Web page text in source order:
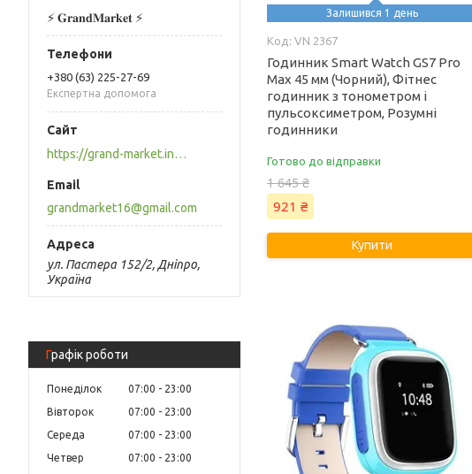
⚡️ 𝐆𝐫𝐚𝐧𝐝𝐌𝐚𝐫𝐤𝐞𝐭 ⚡️
+380 (63) 225-27-69
Експертна допомога
https://grand-market.in.ua
grandmarket16@gmail.com
ул. Пастера 152/2, Дніпро,
Україна
Графік роботи
Понеділок 07:00
23:00
Вівторок
07:00
23:00
Середа
07:00
23:00
Четвер
07:00
23:00
Залишився 1 день
VN 2367
Годинник Smart Watch GS7 Pro
Max 45 мм (Чорний), Фітнес
годинник з тонометром і
пульсоксиметром, Розумні
годинники
Готово до відправки
1 645 ₴
921 ₴
Купити